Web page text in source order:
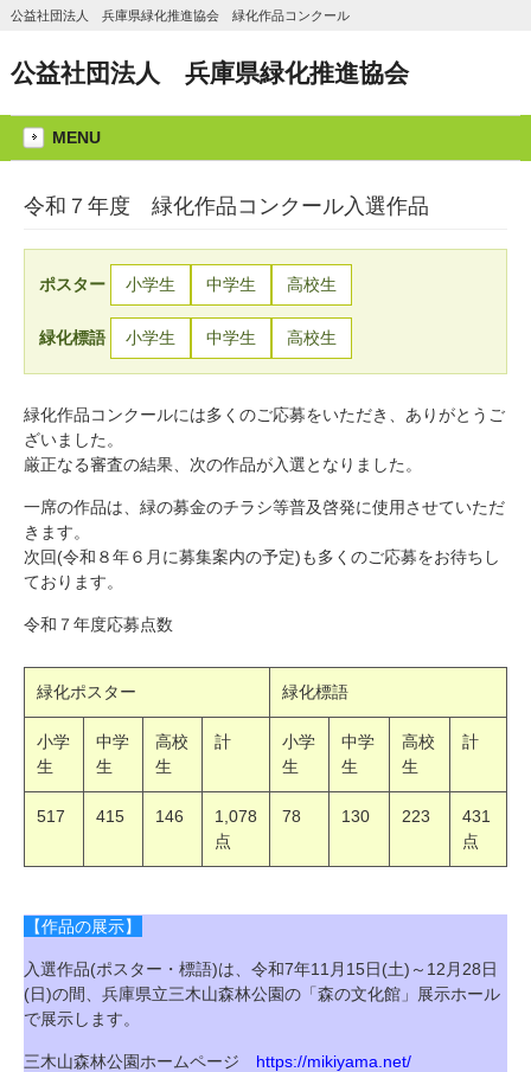
公益社団法人 兵庫県緑化推進協会 緑化作品コンクール
公益社団法人 兵庫県緑化推進協会
MENU
令和７年度 緑化作品コンクール入選作品
ポスター 小学生 中学生 高校生
緑化標語 小学生 中学生 高校生
緑化作品コンクールには多くのご応募をいただき、ありがとうご
ざいました。
厳正なる審査の結果、次の作品が入選となりました。
一席の作品は、緑の募金のチラシ等普及啓発に使用させていただ
きます。
次回(令和８年６月に募集案内の予定)も多くのご応募をお待ちし
ております。
令和７年度応募点数
緑化ポスター 緑化標語
小学
生
中学
生
高校
生
計
小学
生
中学
生
高校
生
計
517 415 146
1,078
点
78 130 223
431
点
【作品の展示】
入選作品(ポスター・標語)は、令和7年11月15日(土)～12月28日
(日)の間、兵庫県立三木山森林公園の「森の文化館」展示ホール
で展示します。
三木山森林公園ホームページ https://mikiyama.net/